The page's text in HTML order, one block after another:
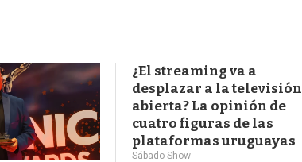
¿El streaming va a
desplazar a la televisión
abierta? La opinión de
cuatro figuras de las
plataformas uruguayas
Sábado Show